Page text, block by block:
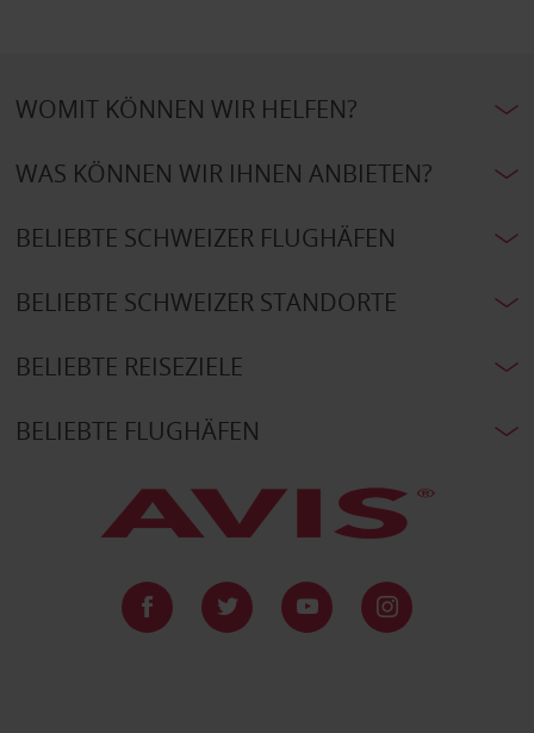
WOMIT KÖNNEN WIR HELFEN?
WAS KÖNNEN WIR IHNEN ANBIETEN?
BELIEBTE SCHWEIZER FLUGHÄFEN
BELIEBTE SCHWEIZER STANDORTE
BELIEBTE REISEZIELE
BELIEBTE FLUGHÄFEN